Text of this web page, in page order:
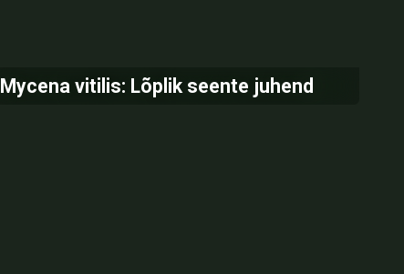
Mycena vitilis: Lõplik seente juhend